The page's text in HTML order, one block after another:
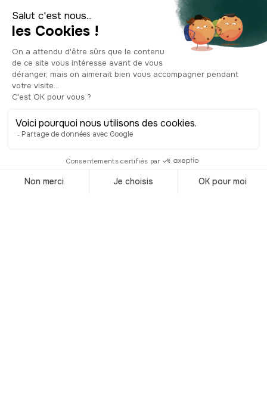
célébrer la fin de la guerre
d’indépendance qui a eu lieu de 1810
à 1821, et c’est aussi ici qu’a eu lieu la
messe funéraire pour Hernan Cortès
plus de deux siècles plus tôt. Un vrai
monument historique !